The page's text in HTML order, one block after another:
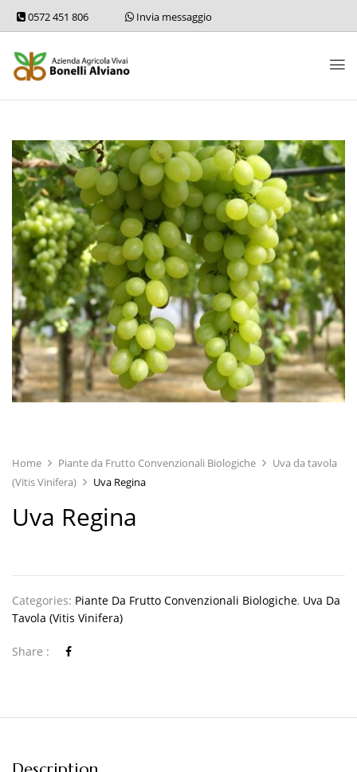
0572 451 806 Invia messaggio
Home Piante da Frutto Convenzionali Biologiche
Uva da tavola
(Vitis Vinifera)
Uva Regina
Uva Regina
Categories: Piante Da Frutto Convenzionali Biologiche, Uva Da
Tavola (Vitis Vinifera)
Share :